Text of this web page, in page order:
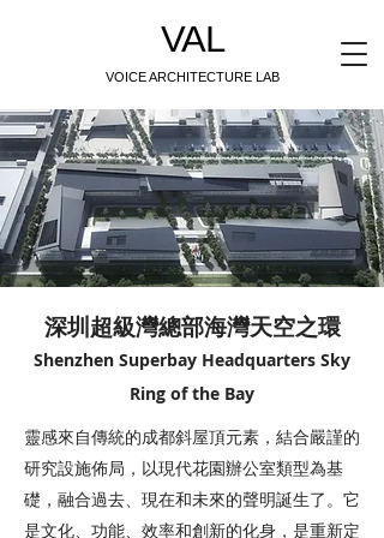
VAL
VOICE ARCHITECTURE LAB
深圳超級灣總部海灣天空之環
Shenzhen Superbay Headquarters Sky
Ring of the Bay
靈感來自傳統的成都斜屋頂元素，結合嚴謹的
研究設施佈局，以現代花園辦公室類型為基
礎，融合過去、現在和未來的聲明誕生了。它
是文化、功能、效率和創新的化身，是重新定